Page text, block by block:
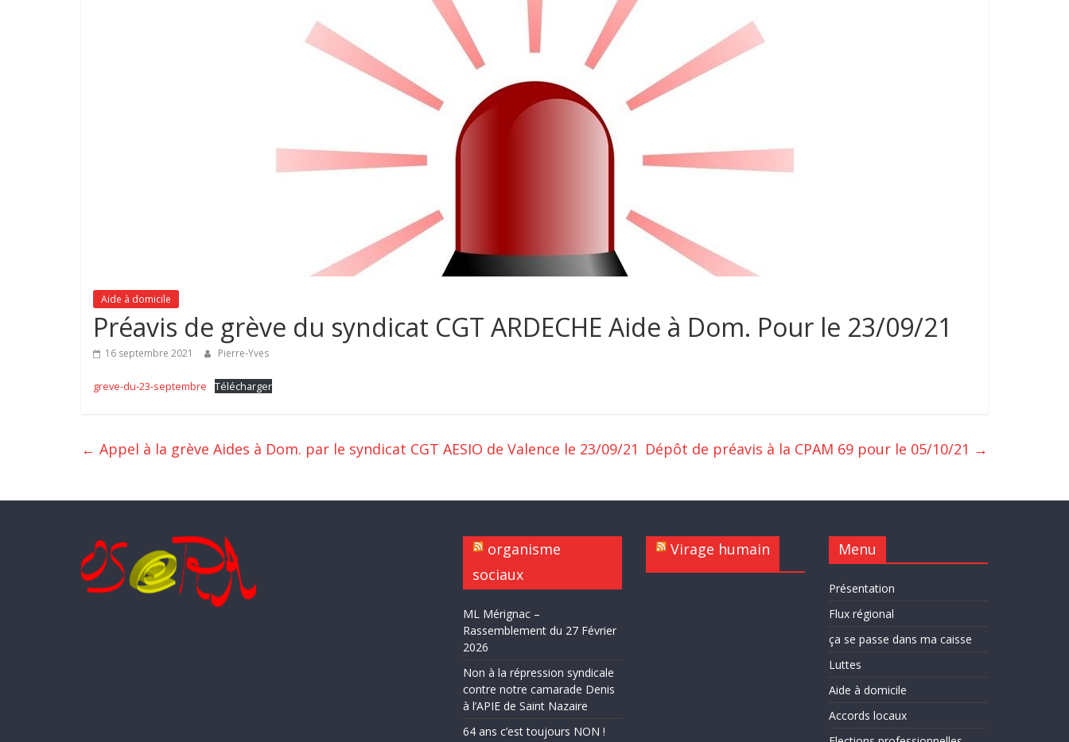
Aide à domicile
Préavis de grève du syndicat CGT ARDECHE Aide à Dom. Pour le 23/09/21
16 septembre 2021 Pierre-Yves
greve-du-23-septembre Télécharger
← Appel à la grève Aides à Dom. par le syndicat CGT AESIO de Valence le 23/09/21 Dépôt de préavis à la CPAM 69 pour le 05/10/21 →
organisme
sociaux
ML Mérignac –
Rassemblement du 27 Février
2026
Non à la répression syndicale
contre notre camarade Denis
à l’APIE de Saint Nazaire
64 ans c’est toujours NON !
Virage humain Menu
Présentation
Flux régional
ça se passe dans ma caisse
Luttes
Aide à domicile
Accords locaux